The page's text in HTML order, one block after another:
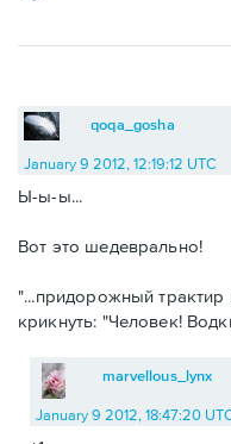
qoqa_gosha
January 9 2012, 12:19:12 UTC
Ы-ы-ы...
Вот это шедеврально!
"...придорожный
крикнуть: "Человек!
marvellous_lynx
January 9 2012, 18:47:20